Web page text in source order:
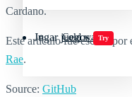
Jugar juegos Try
Cold wallet
Cardano.
Este artículo fue escrito
Rae.
Source: GitHub